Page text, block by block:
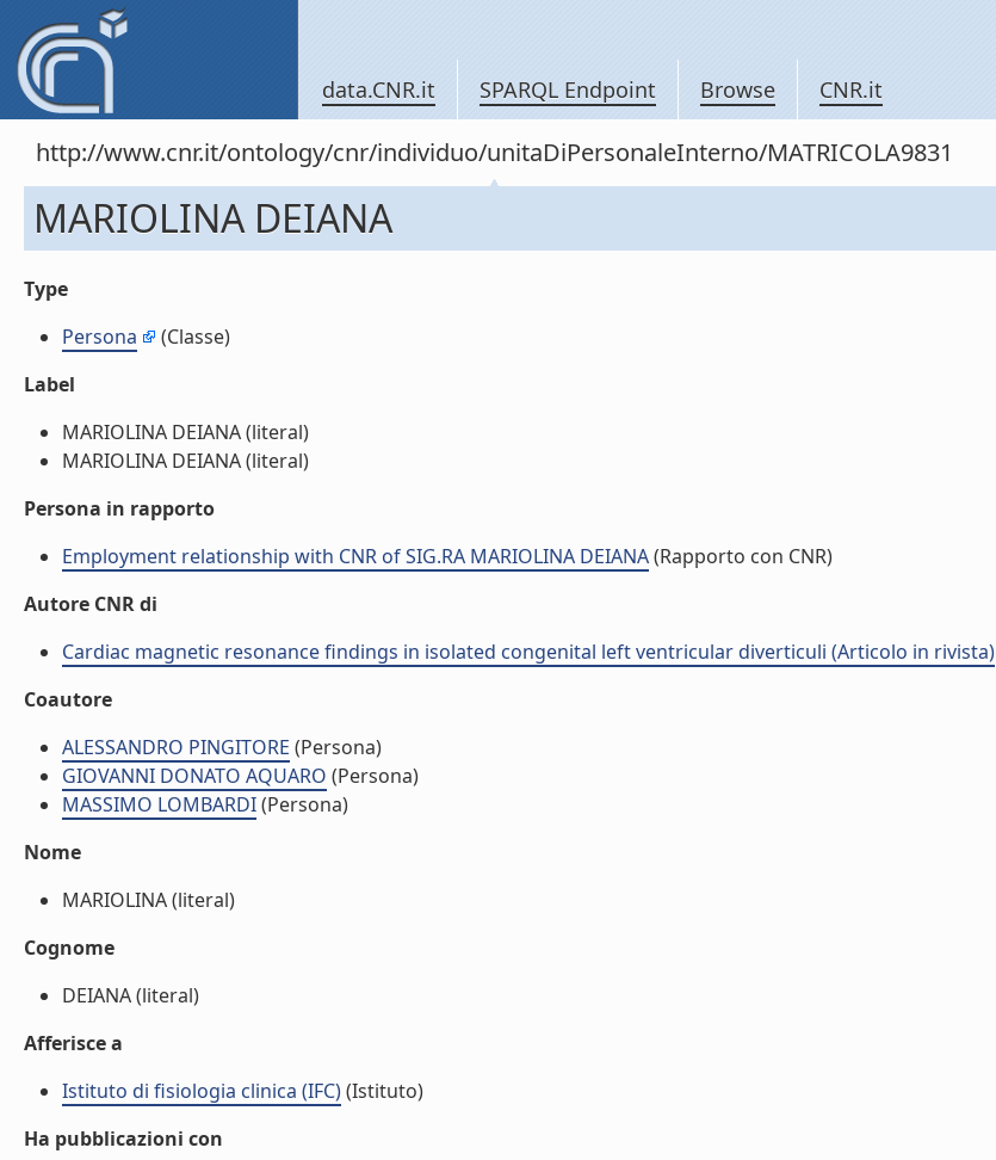
data.CNR.it SPARQL Endpoint Browse CNR.it
http://www.cnr.it/ontology/cnr/individuo/unitaDiPersonaleInterno/MATRICOLA9831
MARIOLINA DEIANA
Type
Persona
(Classe)
Label
MARIOLINA DEIANA (literal)
MARIOLINA DEIANA (literal)
Persona in rapporto
Employment relationship with CNR of SIG.RA MARIOLINA DEIANA(Rapporto con CNR)
Autore CNR di
Cardiac magnetic resonance findings in isolated congenital left ventricular diverticuli (Articolo in rivista)
Coautore
ALESSANDRO PINGITORE (Persona)
GIOVANNI DONATO AQUARO (Persona)
MASSIMO LOMBARDI(Persona)
Nome
MARIOLINA (literal)
Cognome
DEIANA (literal)
Afferisce a
Istituto di fisiologia clinica (IFC)(Istituto)
Ha pubblicazioni con